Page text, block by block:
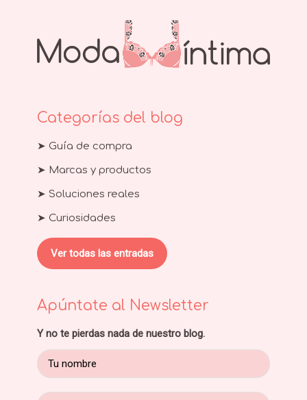
Categorías del blog
➤ Guía de compra
➤ Marcas y productos
➤ Soluciones reales
➤ Curiosidades
Ver todas las entradas
Apúntate al Newsletter
Y no te pierdas nada de nuestro blog.